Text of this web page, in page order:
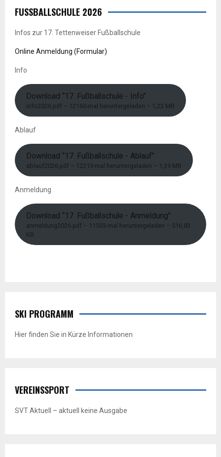
FUSSBALLSCHULE 2026
Infos zur 17. Tettenweiser Fußballschule
Online Anmeldung (Formular)
Info
Download “17. Fußballschule - Info”
info2026.pdf – 12160-mal heruntergeladen – 1,23 MB
Ablauf
Download “17. Fußballschule - Ablauf”
ablauf2026.pdf – 12213-mal heruntergeladen – 1,39 MB
Anmeldung
Download “17. Fußballschule - Anmeldung”
anmeldung2026.pdf – 11503-mal heruntergeladen – 516,83
KB
SKI PROGRAMM
Hier finden Sie in Kürze Informationen
VEREINSSPORT
SVT Aktuell – aktuell keine Ausgabe